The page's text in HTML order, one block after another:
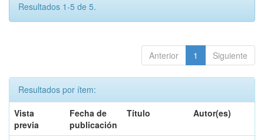
Resultados 1-5 de 5.
Anterior 1 Siguiente
Resultados por ítem:
Vista
previa
Fecha de
publicación
Título Autor(es)